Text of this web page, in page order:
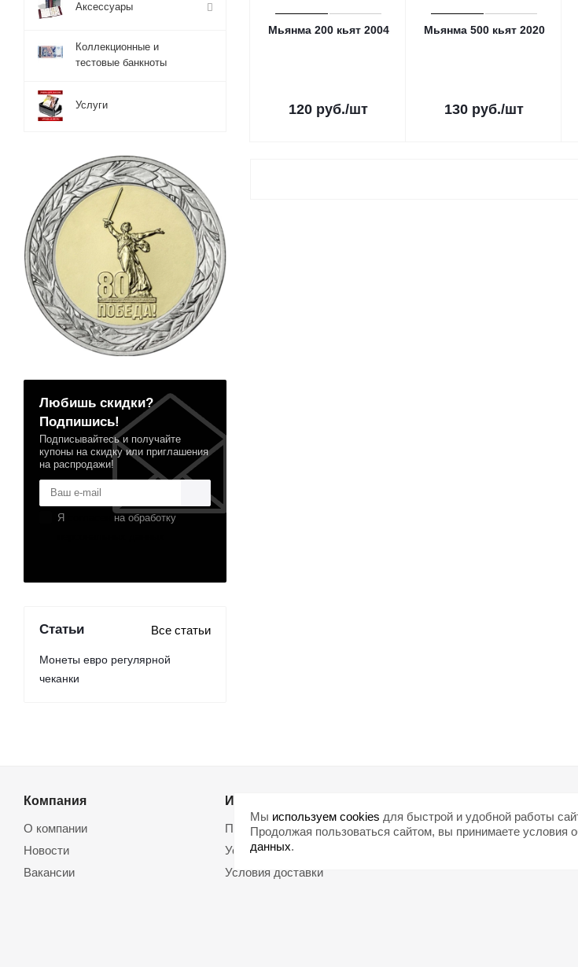
Мьянма 200 кьят 2004
120 руб./шт
Мьянма 500 кьят 2020
130 руб./шт
Аксессуары
Коллекционные и
тестовые банкноты
Услуги
Любишь скидки?
Подпишись!
Подписывайтесь и получайте
купоны на скидку или приглашения
на распродажи!
Я
на обработку
Статьи Все статьи
Монеты евро регулярной
чеканки
Компания
О компании
Новости
Вакансии
Информация
Помощь
Условия оплаты
Условия доставки
Блог
Мы используем cookies для быстрой и удобной работы
Продолжая пользоваться сайтом, вы принимаете условия
данных.